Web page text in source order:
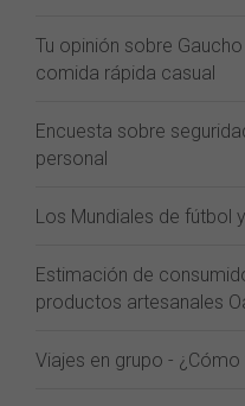
Tu opinión sobre
comida rápida casual
Encuesta sobre
personal
Los Mundiales de fútbol
Estimación de
productos artesanales
Viajes en grupo -